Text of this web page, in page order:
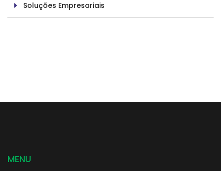
Soluções Empresariais
MENU